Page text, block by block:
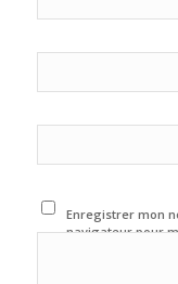
Enregistrer mon
navigateur pour